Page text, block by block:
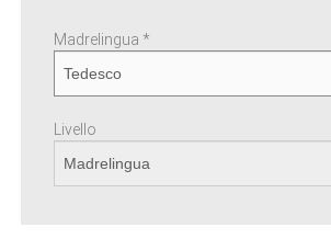
Madrelingua *
Livello